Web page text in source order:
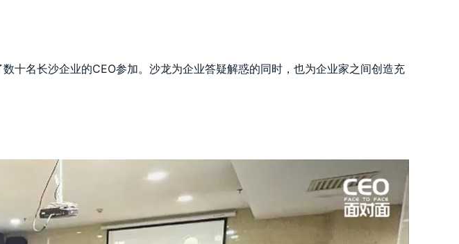
十名长沙企业的CEO参加。沙龙为企业答疑解惑的同时，也为企业家之间创造充